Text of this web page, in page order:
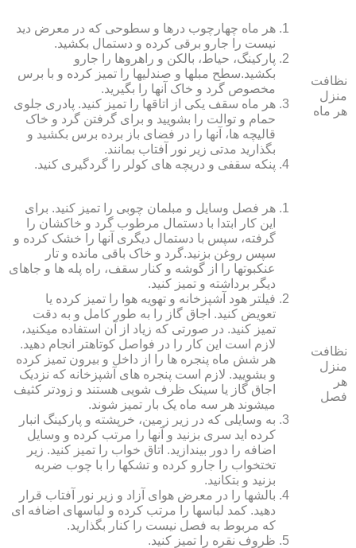
نظافت
منزل
هر ماه
هر ماه چهارچوب درها و سطوحی که در معرض دید
نیست را جارو برقی کرده و دستمال بکشید.
پارکینگ، حیاط، بالکن و راهروها را جارو
بکشید.سطح مبل‏ها و صندلی‏ها را تمیز کرده و با برس
مخصوص گرد و خاک آنها را بگیرید.
هر ماه سقف یکی از اتاق‏ها را تمیز کنید. پادری جلوی
حمام و توالت را بشویید و برای گرفتن گرد و خاک
قالیچه‏ ها، آنها را در فضای باز برده برس بکشید و
بگذارید مدتی زیر نور آفتاب بمانند.
پنکه سقفی و دریچه‏ های کولر را گردگیری کنید.
نظافت
منزل
هر
فصل
هر فصل وسایل و مبلمان چوبی را تمیز کنید. برای
این کار ابتدا با دستمال مرطوب گرد و خاک‏شان را
گرفته، سپس با دستمال دیگری آنها را خشک کرده و
سپس روغن بزنید.گرد و خاک باقی مانده و تار
عنکبوت‏ها را از گوشه و کنار سقف، راه پله‏ ها و جاهای
دیگر برداشته و تمیز کنید.
فیلتر هود آشپزخانه و تهویه هوا را تمیز کرده یا
تعویض کنید. اجاق گاز را به طور کامل و به دقت
تمیز کنید. در صورتی که زیاد از آن استفاده می‏کنید،
لازم است این کار را در فواصل کوتاه‏تر انجام دهید.
هر شش ماه پنجره‏ ها را از داخل و بیرون تمیز کرده
و بشویید. لازم است پنجره‏ های آشپزخانه که نزدیک
اجاق گاز یا سینک ظرف شویی هستند و زودتر کثیف
می‏شوند هر سه ماه یک بار تمیز شوند.
به وسایلی که در زیر زمین، خرپشته و پارکینگ انبار
کرده‏ اید سری بزنید و آنها را مرتب کرده و وسایل
اضافه را دور بیندازید. اتاق خواب را تمیز کنید. زیر
تختخواب را جارو کرده و تشک‏ها را با چوب ضربه
بزنید و بتکانید.
بالش‏ها را در معرض هوای آزاد و زیر نور آفتاب قرار
دهید. کمد لباس‏ها را مرتب کرده و لباس‏های اضافه ای
که مربوط به فصل نیست را کنار بگذارید.
ظروف نقره را تمیز کنید.